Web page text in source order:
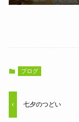
ブログ
七夕のつどい